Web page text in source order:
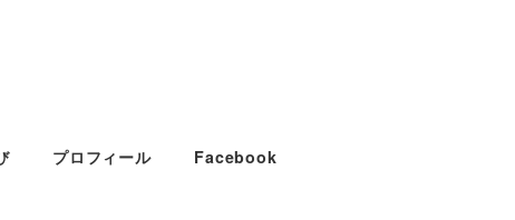
プロフィール Facebook